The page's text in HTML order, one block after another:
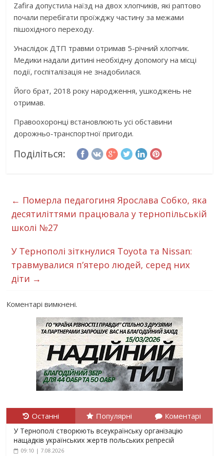
Zafira допустила наїзд на двох хлопчиків, які раптово
почали перебігати проїжджу частину за межами
пішохідного переходу.
Унаслідок ДТП травми отримав 5-річний хлопчик.
Медики надали дитині необхідну допомогу на місці
події, госпіталізація не знадобилася.
Його брат, 2018 року народження, ушкоджень не
отримав.
Правоохоронці встановлюють усі обставини
дорожньо-транспортної пригоди.
Поділіться:
← Померла педагогиня Ярослава Собко, яка
десятиліттями працювала у тернопільській
школі №27
У Тернополі зіткнулися Toyota та Nissan:
травмувалися п’ятеро людей, серед них
діти →
Коментарі вимкнені.
Останні Популярні Коментарі
У Тернополі створюють всеукраїнську організацію
нащадків українських жертв польських репресій
09:10 | 7.08.2026